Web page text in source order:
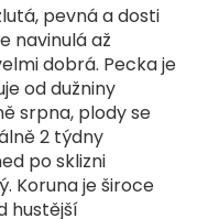
pevná a dosti
navinulá až
dobrá. Peckaje
od dužniny
srpna, plody se
2 týdny
po sklizni
Koruna je široce
hustější